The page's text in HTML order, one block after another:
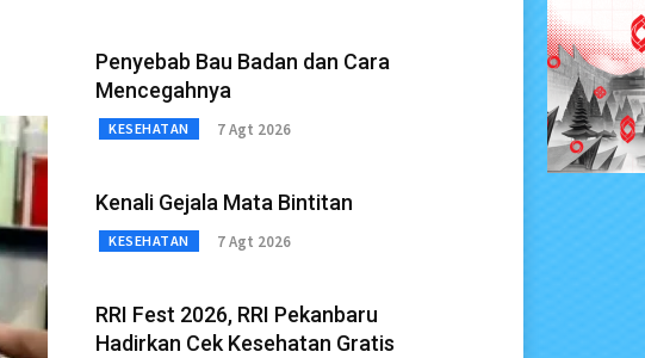
Penyebab Bau Badan dan Cara
Mencegahnya
KESEHATAN 7 Agt 2026
Kenali Gejala Mata Bintitan
KESEHATAN 7 Agt 2026
RRI Fest 2026, RRI Pekanbaru
Hadirkan Cek Kesehatan Gratis